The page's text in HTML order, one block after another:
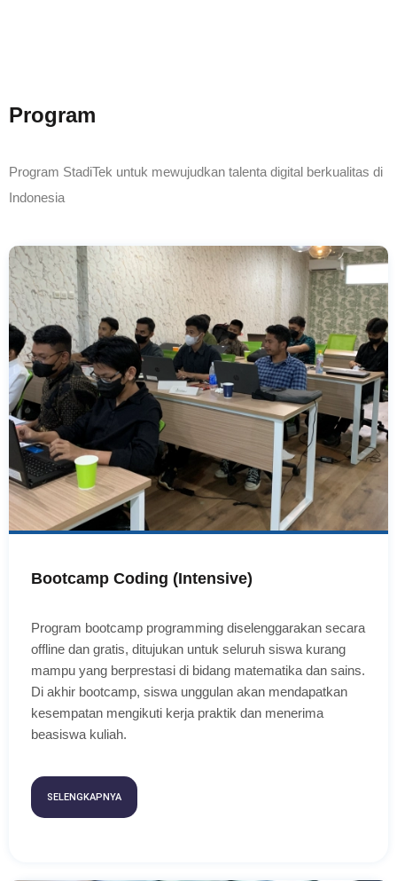
Program
Program StadiTek untuk mewujudkan talenta digital berkualitas di
Indonesia
Bootcamp Coding (Intensive)
Program bootcamp programming diselenggarakan secara
offline dan gratis, ditujukan untuk seluruh siswa kurang
mampu yang berprestasi di bidang matematika dan sains.
Di akhir bootcamp, siswa unggulan akan mendapatkan
kesempatan mengikuti kerja praktik dan menerima
beasiswa kuliah.
SELENGKAPNYA